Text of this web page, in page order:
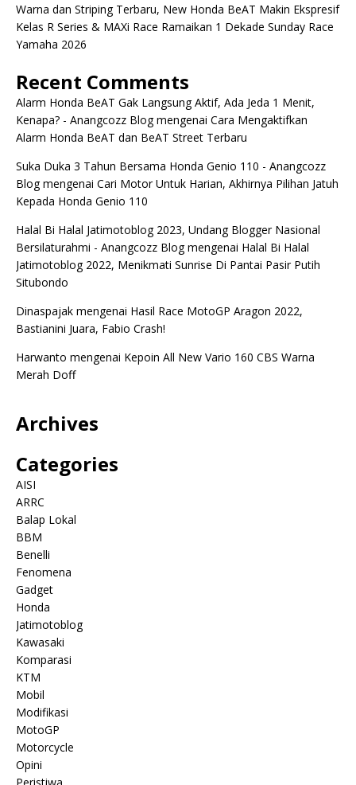
Warna dan Striping Terbaru, New Honda BeAT Makin Ekspresif
Kelas R Series & MAXi Race Ramaikan 1 Dekade Sunday Race
Yamaha 2026
Recent Comments
Alarm Honda BeAT Gak Langsung Aktif, Ada Jeda 1 Menit,
Kenapa? - Anangcozz Blogmengenai Cara Mengaktifkan
Alarm Honda BeAT dan BeAT Street Terbaru
Suka Duka 3 Tahun Bersama Honda Genio 110 - Anangcozz
Blogmengenai Cari Motor Untuk Harian, Akhirnya Pilihan Jatuh
Kepada Honda Genio 110
Halal Bi Halal Jatimotoblog 2023, Undang Blogger Nasional
Bersilaturahmi - Anangcozz Blogmengenai Halal Bi Halal
Jatimotoblog 2022, Menikmati Sunrise Di Pantai Pasir Putih
Situbondo
Dinaspajak mengenai Hasil Race MotoGP Aragon 2022,
Bastianini Juara, Fabio Crash!
Harwanto mengenai Kepoin All New Vario 160 CBS Warna
Merah Doff
Archives
Categories
AISI
ARRC
Balap Lokal
BBM
Benelli
Fenomena
Gadget
Honda
Jatimotoblog
Kawasaki
Komparasi
KTM
Mobil
Modifikasi
MotoGP
Motorcycle
Opini
Peristiwa